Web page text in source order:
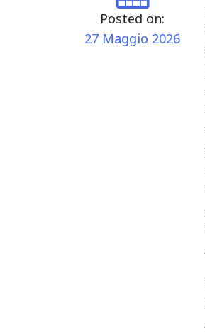
Posted on:
27 Maggio 2026